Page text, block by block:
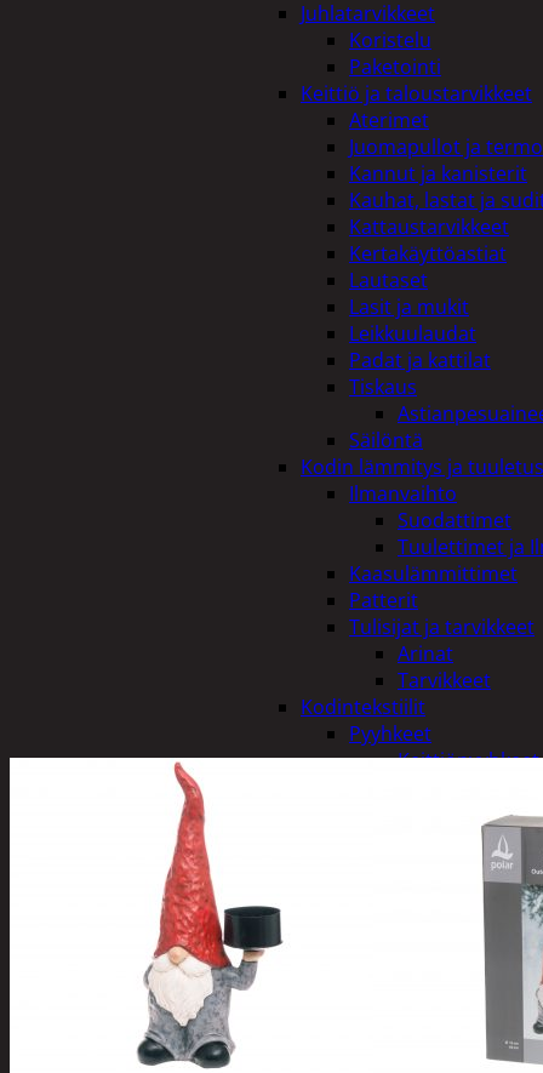
Juhlatarvikkeet
Koristelu
Paketointi
Keittiö ja taloustarvikkeet
Aterimet
Juomapullot ja
Kannut ja kanisterit
Kauhat, lastat ja
Kattaustarvikkeet
Kertakäyttöastiat
Lautaset
Lasit ja mukit
Leikkuulaudat
Padat ja kattilat
Tiskaus
Säilöntä
Kodin lämmitys ja tuuletus
Ilmanvaihto
Suodattimet
Tuulettimet ja
Kaasulämmittimet
Patterit
Tulisijat ja tarvikkeet
Arinat
Tarvikkeet
Kodintekstiilit
Pyyhkeet
Keittiöpyyhkeet
Sisustustyynyt ja
Tyynyt ja peitot
Verhot ja tarvikkeet
Lakanat ja
Tyynyt ja peitot
Kylpyhuone ja sauna
Harjat ja pesuaineet